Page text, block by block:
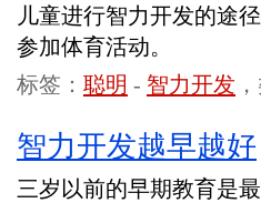
儿童进行智力开发的途
参加体育活动。
标签： 聪明 - 智力开发
智力开发越早越好
三岁以前的早期教育是